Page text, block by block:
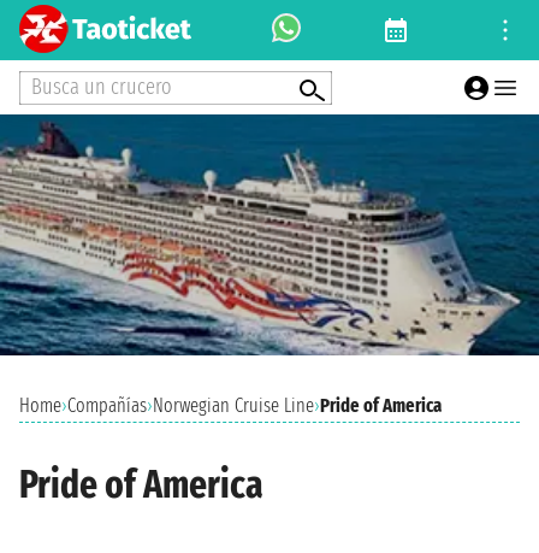
Busca un crucero
Home›Compañías›Norwegian Cruise Line›Pride of America
Pride of America